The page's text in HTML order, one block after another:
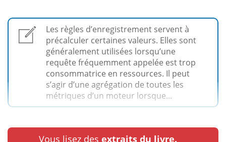
Les règles d’enregistrement servent à
précalculer certaines valeurs. Elles sont
généralement utilisées lorsqu’une
requête fréquemment appelée est trop
consommatrice en ressources. Il peut
s’agir d’une agrégation de toutes les
métriques d’un moteur lorsque...
Vous lisez des extraits du livre.